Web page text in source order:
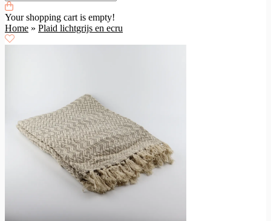
Your shopping cart is empty!
Home » Plaid lichtgrijs en ecru